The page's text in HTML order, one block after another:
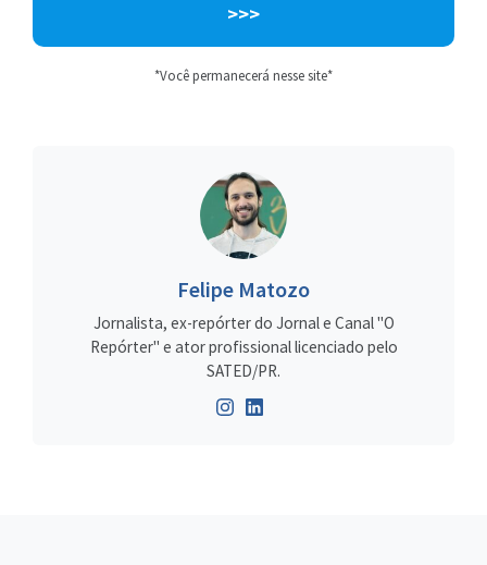
>>>
*Você permanecerá nesse site*
Felipe Matozo
Jornalista, ex-repórter do Jornal e Canal "O
Repórter" e ator profissional licenciado pelo
SATED/PR.